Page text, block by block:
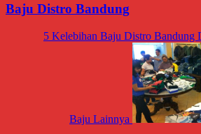
Baju Distro Bandung
5 Kelebihan Baju Distro Bandung
Baju Lainnya